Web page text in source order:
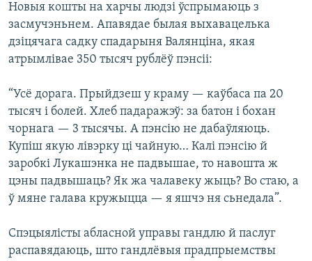
Новыя кошты на харчы людзі ўспрымаюць з
засмучэньнем. Апавядае былая выхавацелька
дзіцячага садку спадарыня Валянціна, якая
атрымлівае 350 тысяч рублёў пэнсіі:
“Усё дорага. Прыйдзеш у краму — каўбаса па 20
тысяч і болей. Хлеб падаражэў: за батон і бохан
чорнага — 3 тысячы. А пэнсію не дабаўляюць.
Купіш якую лівэрку ці чайную… Калі пэнсію й
заробкі Лукашэнка не падвышае, то навошта ж
цэны падвышаць? Як жа чалавеку жыць? Во стаю, а
ў мяне галава кружыцца — я яшчэ ня сьнедала”.
Спэцыялісты абласной управы гандлю й паслуг
распавядаюць, што гандлёвыя прадпрыемствы